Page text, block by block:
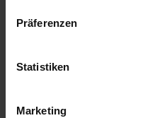
Präferenzen
Statistiken
Marketing